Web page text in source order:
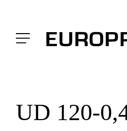
UD 120-